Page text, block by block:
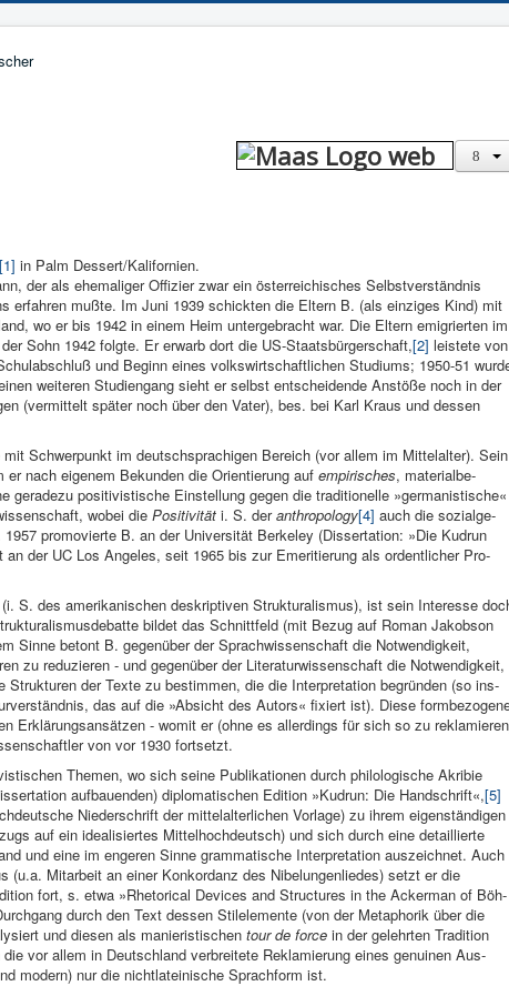
[1] in Palm Dessert/Kalifornien.
der als ehemaliger Offizier zwar ein österreichisches Selbstver­ständnis
er­fahren mußte. Im Juni 1939 schickten die Eltern B. (als einziges Kind) mit
wo er bis 1942 in einem Heim un­tergebracht war. Die El­tern emi­grierten im
Sohn 1942 folgte. Er erwarb dort die US-Staatsbürgerschaft,[2] leistete von
und Beginn eines volks­wirtschaftlichen Studi­ums; 1950-51
weiteren Studi­engang sieht er selbst entscheidende Anstöße noch in der
(vermit­telt spä­ter noch über den Vater), bes. bei Karl Kraus und dessen
Schwerpunkt im deutsch­sprachigen Be­reich (vor allem im Mittelal­ter). Sein
nach eigenem Bekunden die Orien­tierung auf em­pirisches, materialbe­
geradezu po­sitivistische Einstellung gegen die tra­ditionelle »germanistische«
wobei die Positivi­tät i. S. deranthropology[4] auch die sozialge­
promovierte B. an der Universität Berke­ley (Dissertation: »Die Kudrun
der UC Los Angeles, seit 1965 bis zur Emeritierung als or­dentlicher Pro­
S. des amerikani­schen de­skriptiven Struktura­lismus), ist sein Inter­esse
bildet das Schnittfeld (mit Bezug auf Ro­man Jakobson
Sinne be­tont B. gegen­über der Sprach­wissenschaft die Notwendigkeit,
zu redu­zieren - und gegenüber der Literaturwis­senschaft die Notwendig­keit,
Strukturen der Texte zu bestim­men, die die Interpretation begründen (so ins­
das auf die »Absicht des Au­tors« fi­xiert ist). Diese
Erklä­rungsansätzen - womit er (ohne es allerdings für sich so zu
von vor 1930 fort­setzt.
Themen, wo sich seine Pu­blikationen durch phi­lologische Akribie
auf­bauenden) diploma­tischen Edition »Kudrun: Die Hand­schrift«,[5]
Niederschrift der mittelal­terlichen Vor­lage) zu ih­rem eigen­ständigen
auf ein ideali­siertes Mittelhoch­deutsch) und sich durch eine detail­lierte
und eine im enge­ren Sinne grammatische Inter­pretation aus­zeichnet. Auch
(u.a. Mitarb­eit an einer Konkordanz des Nibelungen­liedes) setzt er die
fort, s. etwa »Rhetorical Devices and Struc­tures in the Ac­kerman of Böh­
durch den Text dessen Stilelemente (von der Metaphorik über die
und die­sen als manie­ristischen tour de force in der gelehrten Tra­dition
vor allem in Deutschland verbrei­tete Re­klamierung eines genuinen Aus­
mo­dern) nur die nichtla­teinische Sprachform ist.